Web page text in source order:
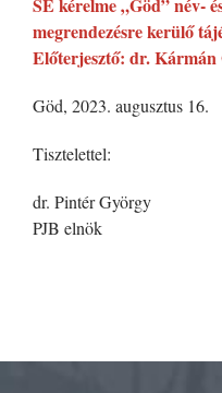
megrendezésre kerülő
Előterjesztő: dr. Kármán
Göd, 2023. augusztus 16.
Tisztelettel:
dr. Pintér György
PJB elnök